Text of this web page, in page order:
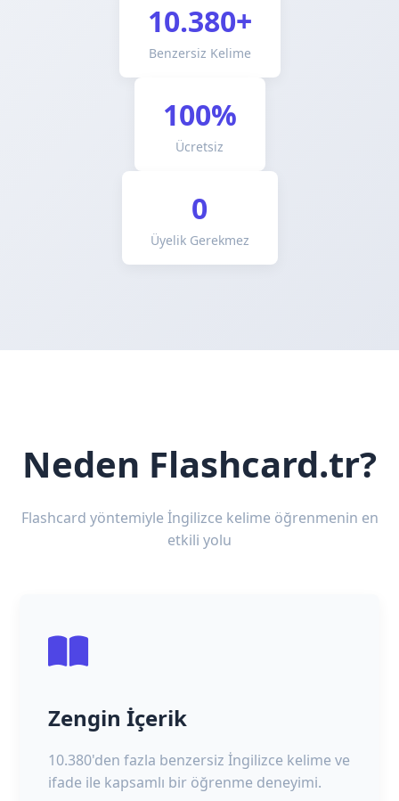
10.380+
Benzersiz Kelime
100%
Ücretsiz
0
Üyelik Gerekmez
Neden Flashcard.tr?
Flashcard yöntemiyle İngilizce kelime öğrenmenin en
etkili yolu
Zengin İçerik
10.380'den fazla benzersiz İngilizce kelime ve
ifade ile kapsamlı bir öğrenme deneyimi.